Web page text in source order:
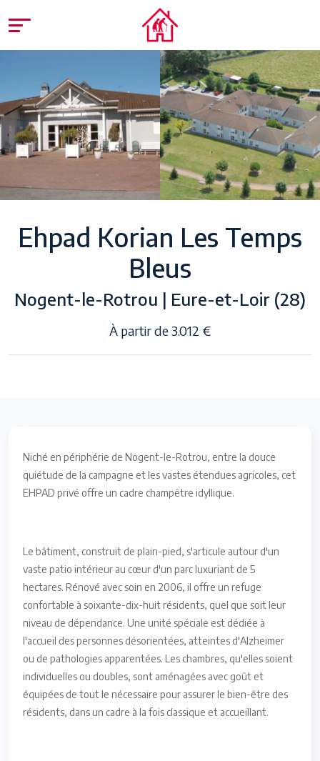
Ehpad Korian Les Temps
Bleus
Nogent-le-Rotrou | Eure-et-Loir (28)
À partir de 3.012 €
Niché en périphérie de Nogent-le-Rotrou, entre la douce
quiétude de la campagne et les vastes étendues agricoles, cet
EHPAD privé offre un cadre champêtre idyllique.
Le bâtiment, construit de plain-pied, s'articule autour d'un
vaste patio intérieur au cœur d'un parc luxuriant de 5
hectares. Rénové avec soin en 2006, il offre un refuge
confortable à soixante-dix-huit résidents, quel que soit leur
niveau de dépendance. Une unité spéciale est dédiée à
l'accueil des personnes désorientées, atteintes d'Alzheimer
ou de pathologies apparentées. Les chambres, qu'elles soient
individuelles ou doubles, sont aménagées avec goût et
équipées de tout le nécessaire pour assurer le bien-être des
résidents, dans un cadre à la fois classique et accueillant.